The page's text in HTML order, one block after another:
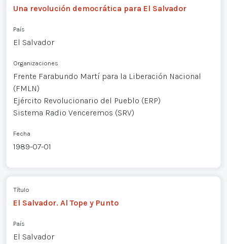
Una revolución democrática para El Salvador
País
El Salvador
Organizaciones
Frente Farabundo Martí para la Liberación Nacional
(FMLN)
Ejército Revolucionario del Pueblo (ERP)
Sistema Radio Venceremos (SRV)
Fecha
1989-07-01
Título
El Salvador. Al Tope y Punto
País
El Salvador